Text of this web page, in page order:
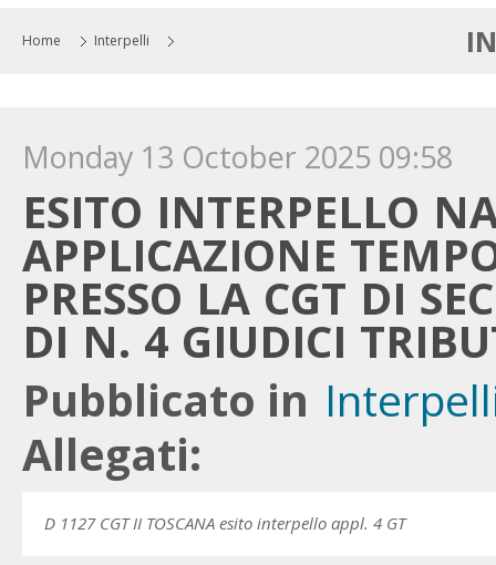
Home Interpelli
Monday 13 October 2025 09:58
ESITO INTERPELLO
APPLICAZIONE
PRESSO LA CGT DI
DI N. 4 GIUDICI
Pubblicato in
Allegati:
D 1127 CGT II TOSCANA esito interpello appl. 4 GT